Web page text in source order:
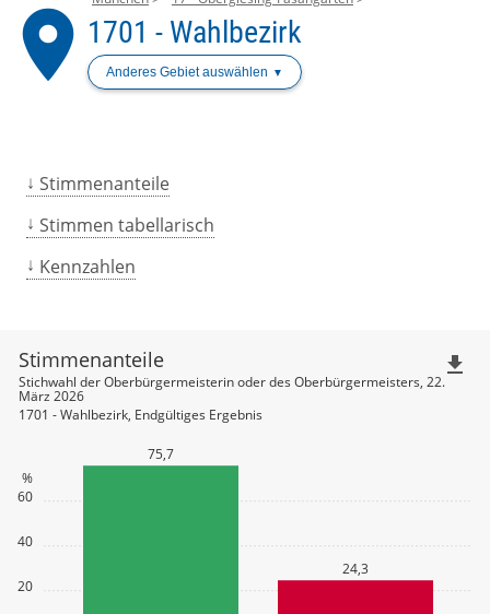
place1701 - Wahlbezirk
Anderes Gebiet auswählen
Stimmenanteile
Stimmen tabellarisch
Kennzahlen
20
40
60
%
75,7
24,3
Stimmenanteile
Stichwahl der Oberbürgermeisterin oder des Oberbürgermeisters, 22.
März 2026
1701 - Wahlbezirk, Endgültiges Ergebnis
file_download